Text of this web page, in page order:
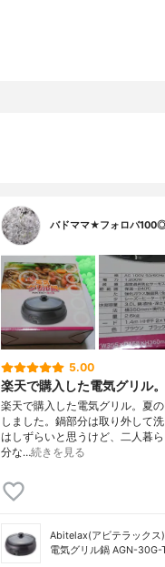
バドママ★フォロバ
5.00
楽天で購入した電気グリル。
楽天で購入した電気グリル。夏
しました。鍋部分は取り外して
はしずらいと思うけど、二人暮
分な…続きを見る
Abitelax(アビテラックス)
電気グリル鍋 AGN-30G-